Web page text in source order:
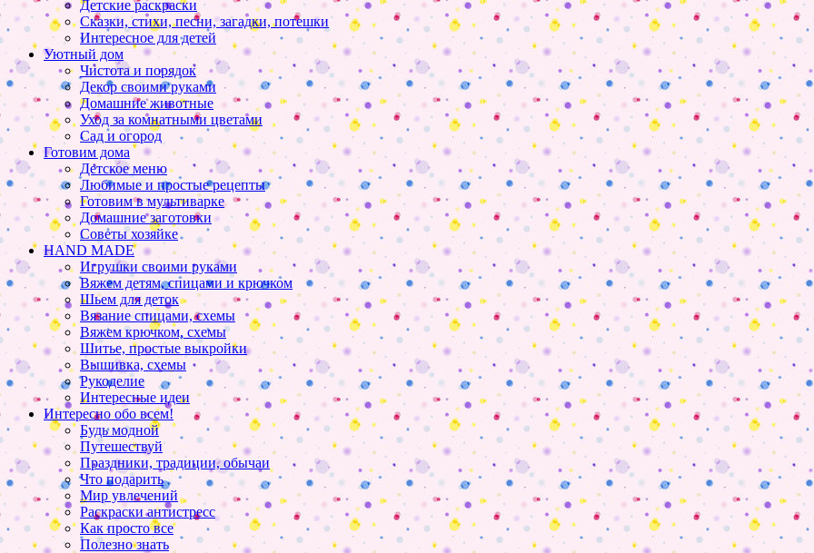
Детские раскраски
Сказки, стихи, песни, загадки, потешки
Интересное для детей
Уютный дом
Чистота и порядок
Декор своими руками
Домашние животные
Уход за комнатными цветами
Сад и огород
Готовим дома
Детское меню
Любимые и простые рецепты
Готовим в мультиварке
Домашние заготовки
Советы хозяйке
HAND MADE
Игрушки своими руками
Вяжем детям, спицами и крючком
Шьем для деток
Вязание спицами, схемы
Вяжем крючком, схемы
Шитье, простые выкройки
Вышивка, схемы
Рукоделие
Интересные идеи
Интересно обо всем!
Будь модной
Путешествуй
Праздники, традиции, обычаи
Что подарить
Мир увлечений
Раскраски антистресс
Как просто все
Полезно знать